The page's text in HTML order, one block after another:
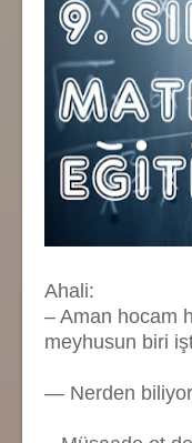
Ahali:
– Aman hocam
meyhusun biri
— Nerden